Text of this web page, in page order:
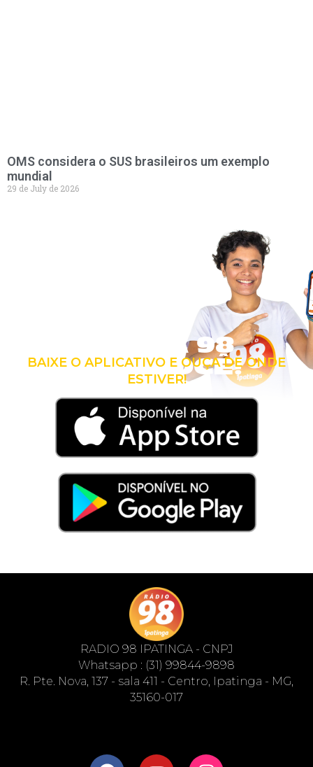
OMS considera o SUS brasileiros um exemplo
mundial
29 de July de 2026
LEVE A 98
COM VOCÊ!
BAIXE O APLICATIVO E OUÇA DE ONDE
ESTIVER!
RADIO 98 IPATINGA - CNPJ
Whatsapp : (31) 99844-9898
R. Pte. Nova, 137 - sala 411 - Centro, Ipatinga - MG,
35160-017